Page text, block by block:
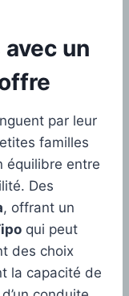
un
par leur
familles
équilibre entre
Des
, offrant un
qui peut
des choix
la capacité de